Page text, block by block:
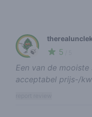
🍃 5
Een van de
acceptabel prijs-/